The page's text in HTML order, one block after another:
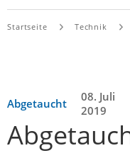
Startseite Technik
Abgetaucht
08. Juli
2019